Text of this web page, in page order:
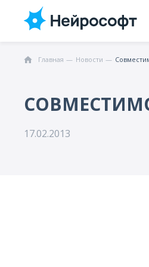
Главная Новости
17.02.2013